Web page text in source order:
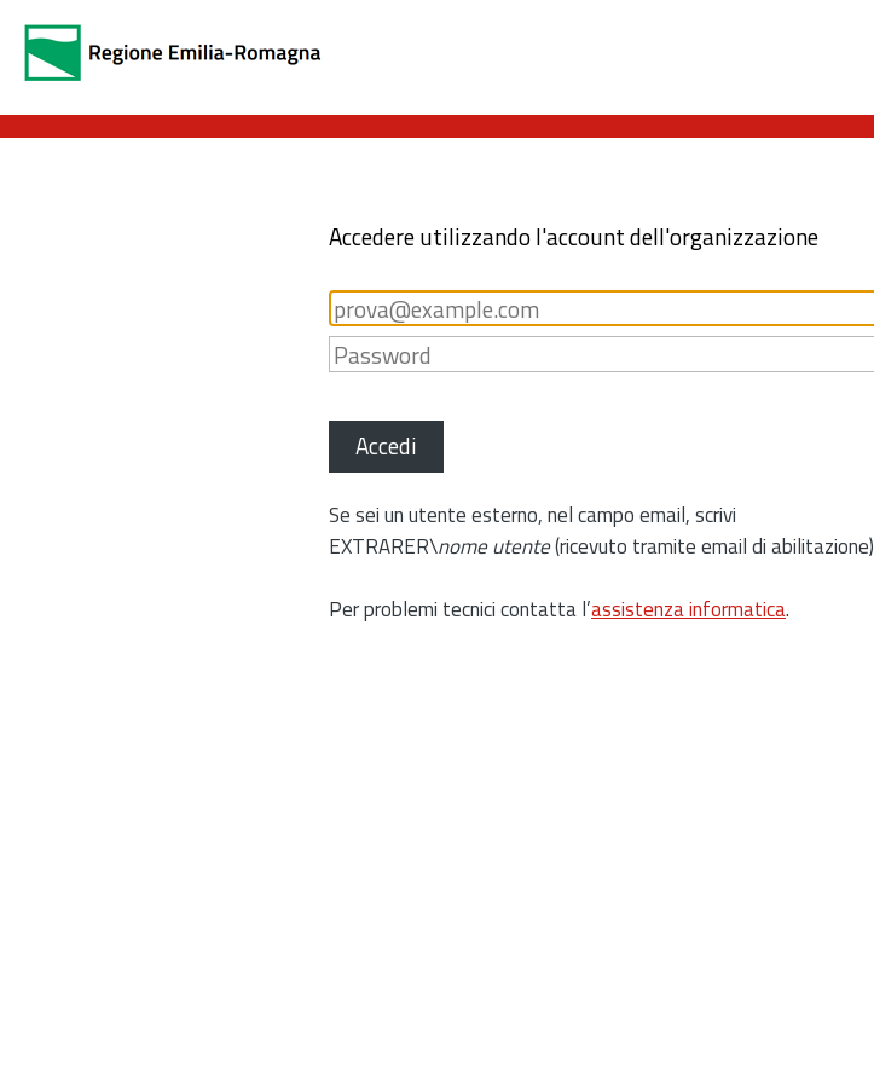
Accedere utilizzando l'account dell'organizzazione
Accedi
Se sei un utente esterno, nel campo email, scrivi
EXTRARER\nome utente(ricevuto tramite email di abilitazione)
Per problemi tecnici contatta l’assistenza informatica.